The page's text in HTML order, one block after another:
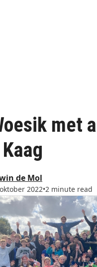
met
de Mol
2022•2 minute read